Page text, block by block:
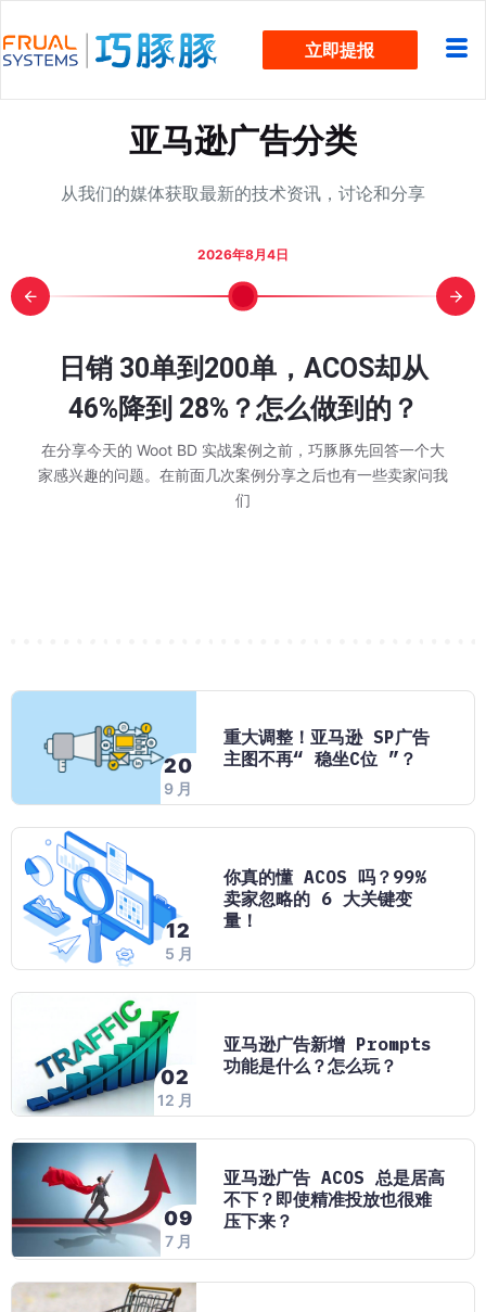
过
立即提报
亚马逊广告分类
从我们的媒体获取最新的技术资讯，讨论和分享
能不能
名能撑
入口
卖？
，有不少卖家也
的第三方卖家，
？看这
BD
一轮旺
该规划
金流
品？什
促“劳
行动了
骤图
流程实
被费用
算 Q4
日销 30单到200单，ACOS却从
46%降到 28%？怎么做到的？
在分享今天的 Woot BD 实战案例之前，巧豚豚先回答一个大
家感兴趣的问题。 在前面几次案例分享之后也有一些卖家问我
们
亚马逊
方FAQ
没变？
广告烧
不动？
还在为
添加变
亚马逊
推排名
Other
消失
巧豚豚最近在浏
都在讨论： 同一
近两万
款家居
Prime
季已经
的不
WOOT
亚马逊
动节大
解：从
旺季单
吃掉
2026年8月4日
20
9 月
重大调整！亚马逊 SP广告
主图不再“ 稳坐C位 ”？
12
5 月
你真的懂 ACOS 吗？99%
卖家忽略的 6 大关键变
量！
02
12 月
亚马逊广告新增 Prompts
功能是什么？怎么玩？
09
7 月
亚马逊广告 ACOS 总是居高
不下？即使精准投放也很难
压下来？